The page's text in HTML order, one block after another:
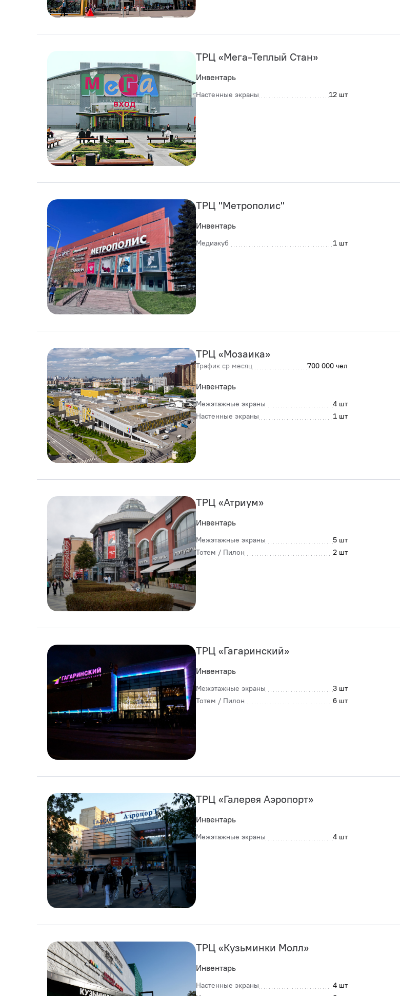
ТРЦ «Мега-Теплый Стан»
Инвентарь
Настенные экраны 12 шт
ТРЦ "Метрополис"
Инвентарь
Медиакуб 1 шт
ТРЦ «Мозаика»
Трафик ср месяц 700 000 чел
Инвентарь
Межэтажные экраны
4 шт
Настенные экраны
1 шт
ТРЦ «Атриум»
Инвентарь
Межэтажные экраны
5 шт
Тотем / Пилон
2 шт
ТРЦ «Гагаринский»
Инвентарь
Межэтажные экраны
3 шт
Тотем / Пилон
6 шт
ТРЦ «Галерея Аэропорт»
Инвентарь
Межэтажные экраны 4 шт
ТРЦ «Кузьминки Молл»
Инвентарь
Настенные экраны
4 шт